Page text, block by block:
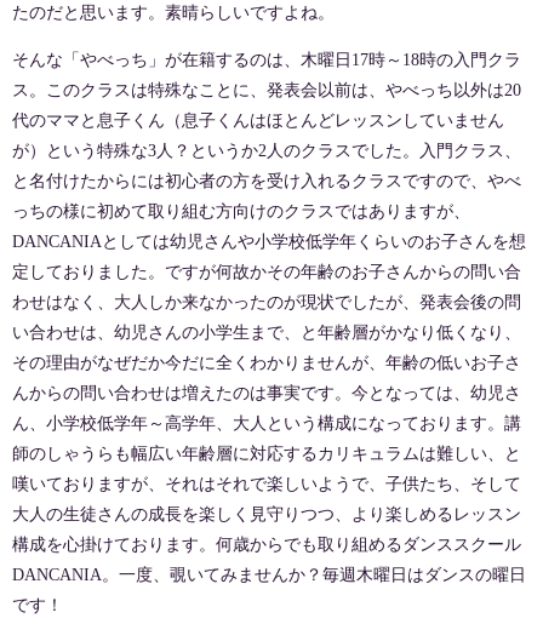
たのだと思います。素晴らしいですよね。
そんな「やべっち」が在籍するのは、木曜日17時～18時の入門クラ
ス。このクラスは特殊なことに、発表会以前は、やべっち以外は20
代のママと息子くん（息子くんはほとんどレッスンしていません
が）という特殊な3人？というか2人のクラスでした。入門クラス、
と名付けたからには初心者の方を受け入れるクラスですので、やべ
っちの様に初めて取り組む方向けのクラスではありますが、
DANCANIAとしては幼児さんや小学校低学年くらいのお子さんを想
定しておりました。ですが何故かその年齢のお子さんからの問い合
わせはなく、大人しか来なかったのが現状でしたが、発表会後の問
い合わせは、幼児さんの小学生まで、と年齢層がかなり低くなり、
その理由がなぜだか今だに全くわかりませんが、年齢の低いお子さ
んからの問い合わせは増えたのは事実です。今となっては、幼児さ
ん、小学校低学年～高学年、大人という構成になっております。講
師のしゃうらも幅広い年齢層に対応するカリキュラムは難しい、と
嘆いておりますが、それはそれで楽しいようで、子供たち、そして
大人の生徒さんの成長を楽しく見守りつつ、より楽しめるレッスン
構成を心掛けております。何歳からでも取り組めるダンススクール
DANCANIA。一度、覗いてみませんか？毎週木曜日はダンスの曜日
です！